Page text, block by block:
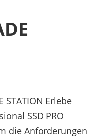
STATION Erlebe
SSD PRO
die Anforderungen